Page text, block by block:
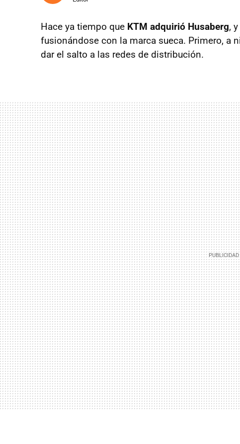
Hace ya tiempo que KTM adquirió Husaberg,
fusionándose con la marca sueca. Primero, a
dar el salto a las redes de distribución.